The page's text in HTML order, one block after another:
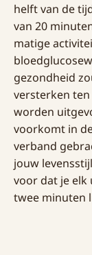
helft van de
van 20
matige
gezondheid
versterken
worden
voorkomt in
verband
jouw
voor dat je
twee minuten